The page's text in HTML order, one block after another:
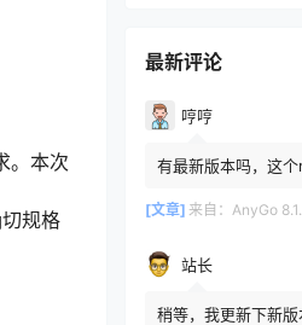
。本次
规格
最新评论
哼哼
有最新版本吗，这
[文章] 来自： AnyGo
站长
稍等，我更新下新